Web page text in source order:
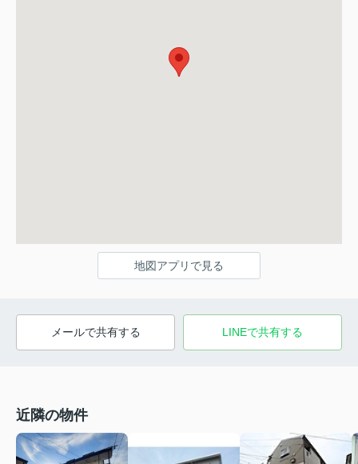
地図アプリで見る
メールで共有する LINEで共有する
近隣の物件